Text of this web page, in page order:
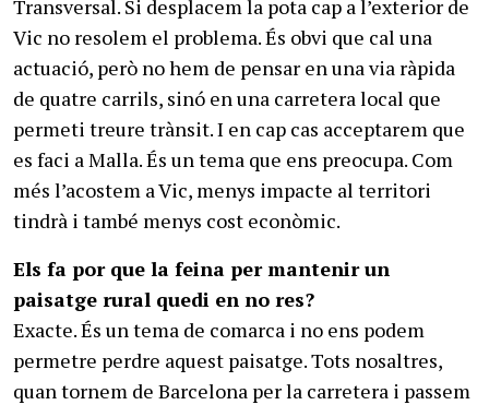
Transversal. Si desplacem la pota cap a l’exterior de
Vic no resolem el problema. És obvi que cal una
actuació, però no hem de pensar en una via ràpida
de quatre carrils, sinó en una carretera local que
permeti treure trànsit. I en cap cas acceptarem que
es faci a Malla. És un tema que ens preocupa. Com
més l’acostem a Vic, menys impacte al territori
tindrà i també menys cost econòmic.
Els fa por que la feina per mantenir un
paisatge rural quedi en no res?
Exacte. És un tema de comarca i no ens podem
permetre perdre aquest paisatge. Tots nosaltres,
quan tornem de Barcelona per la carretera i passem